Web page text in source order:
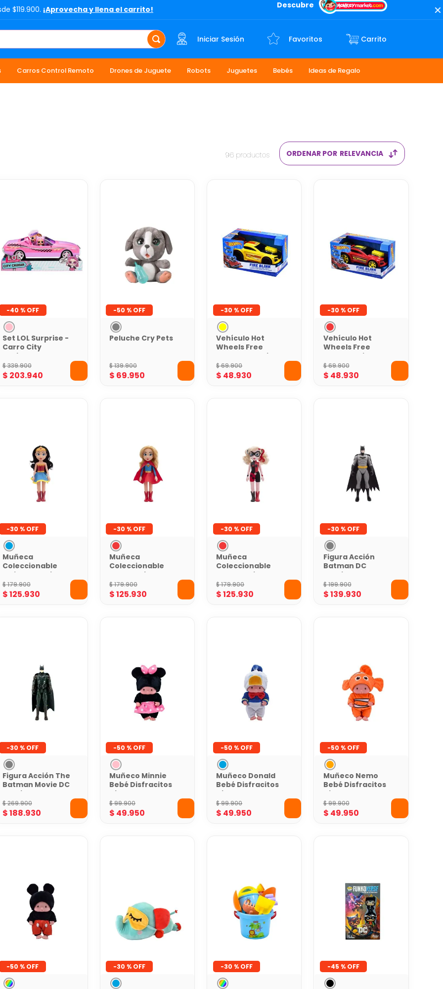
$119.900. ¡Aprovecha y llena el carrito! Descubre
Iniciar Sesión Favoritos
Carros Control Remoto Drones de Juguete Robots Juguetes Bebés Ideas de Regalo
96 productos ORDENAR POR RELEVANCIA
-40 %
Set LOL Surprise -
Carro City
Cruiser con
Muñeca Exclusiva
$339.900
$ 203.940
-50 %
Peluche Cry Pets
$139.900
$ 69.950
-30 %
Vehículo Hot
Wheels Free
Wheels Amarillo
con Luces y
Música
$69.900
$ 48.930
-30 %
Vehículo Hot
Wheels Free
Wheels Rojo con
Luces y Música
$69.900
$ 48.930
-30 %
Muñeca
Coleccionable
Mujer Maravilla
DC Comics
$179.900
$125.930
-30 %
Muñeca
Coleccionable
Super Chica DC
Comics
$179.900
$125.930
-30 %
Muñeca
Coleccionable
Harley Quinn DC
Comics
$179.900
$125.930
-30 %
Figura Acción
Batman DC
Comics
$199.900
$139.930
-30 %
Figura Acción The
Batman Movie DC
Comics
$269.900
$188.930
-50 %
Muñeco Minnie
Bebé Disfracitos
Disney
$99.900
$ 49.950
-50 %
Muñeco Donald
Bebé Disfracitos
Disney
$99.900
$ 49.950
-50 %
Muñeco Nemo
Bebé Disfracitos
Disney
$99.900
$ 49.950
-50 % -30 % -30 % -45 %